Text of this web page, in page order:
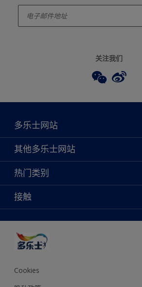
关注我们
多乐士网站
关于我们
联系我们
查找店铺
绿色工厂
其他多乐士网站
焕新服务
多乐士专业
天猫官方旗舰店
抖音官方旗舰店
热门类别
颜色
产品
创意灵感
装修建议
可持续发展
多乐士2025年度色彩 - 金盏黄
接触
颜色准确性
Cookies